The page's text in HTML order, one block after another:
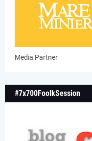
Media Partner
#7x700FoolkSession